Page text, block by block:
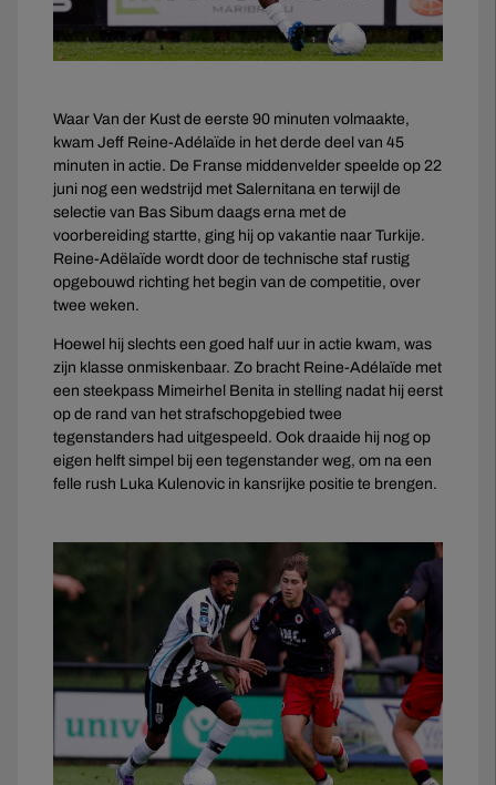
Waar Van der Kust de eerste 90 minuten volmaakte,
kwam Jeff Reine-Adélaïde in het derde deel van 45
minuten in actie. De Franse middenvelder speelde op 22
juni nog een wedstrijd met Salernitana en terwijl de
selectie van Bas Sibum daags erna met de
voorbereiding startte, ging hij op vakantie naar Turkije.
Reine-Adëlaïde wordt door de technische staf rustig
opgebouwd richting het begin van de competitie, over
twee weken.
Hoewel hij slechts een goed half uur in actie kwam, was
zijn klasse onmiskenbaar. Zo bracht Reine-Adélaïde met
een steekpass Mimeirhel Benita in stelling nadat hij eerst
op de rand van het strafschopgebied twee
tegenstanders had uitgespeeld. Ook draaide hij nog op
eigen helft simpel bij een tegenstander weg, om na een
felle rush Luka Kulenovic in kansrijke positie te brengen.